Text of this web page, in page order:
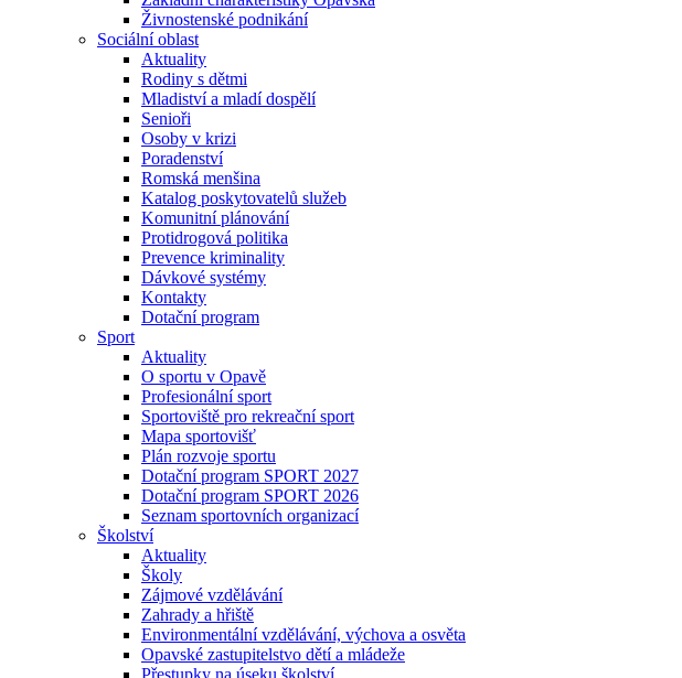
Živnostenské podnikání
Sociální oblast
Aktuality
Rodiny s dětmi
Mladiství a mladí dospělí
Senioři
Osoby v krizi
Poradenství
Romská menšina
Katalog poskytovatelů služeb
Komunitní plánování
Protidrogová politika
Prevence kriminality
Dávkové systémy
Kontakty
Dotační program
Sport
Aktuality
O sportu v Opavě
Profesionální sport
Sportoviště pro rekreační sport
Mapa sportovišť
Plán rozvoje sportu
Dotační program SPORT 2027
Dotační program SPORT 2026
Seznam sportovních organizací
Školství
Aktuality
Školy
Zájmové vzdělávání
Zahrady a hřiště
Environmentální vzdělávání, výchova a osvěta
Opavské zastupitelstvo dětí a mládeže